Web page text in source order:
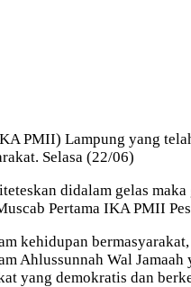
Lampung yang
Selasa (22/06)
didalam gelas
Pertama IKA PMII
Ahlussunnah Wal
yang demokratis dan